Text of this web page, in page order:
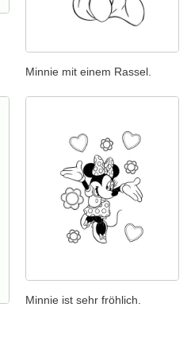
Minnie mit einem Rassel.
Minnie ist sehr fröhlich.